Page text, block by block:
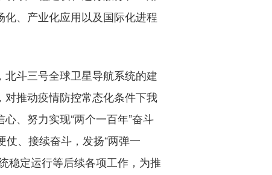
、产业化应用以及国际化进程
斗三号全球卫星导航系统的建
推动疫情防控常态化条件下我
、努力实现“两个一百年”奋斗
、接续奋斗，发扬“两弹一
稳定运行等后续各项工作，为推